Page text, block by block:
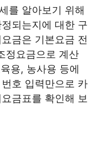
를 알아보기 위해
되는지에 대한 구
금은 기본요금 전
정요금으로 계산
용, 농사용 등에
호 입력만으로 카
금표를 확인해 보